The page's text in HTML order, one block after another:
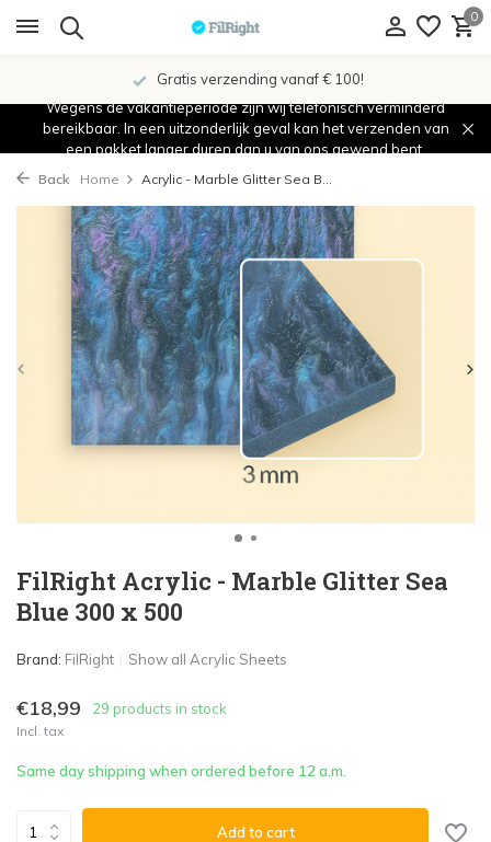
0
Gratis verzending vanaf € 100!
Wegens de vakantieperiode zijn wij telefonisch verminderd
bereikbaar. In een uitzonderlijk geval kan het verzenden van
een pakket langer duren dan u van ons gewend bent.
Back Home Acrylic - Marble Glitter Sea B...
FilRight Acrylic - Marble Glitter Sea
Blue 300 x 500
Brand: FilRight Show all Acrylic Sheets
€18,99 29 products in stock
Incl. tax
Same day shipping when ordered before 12 a.m.
Add to cart